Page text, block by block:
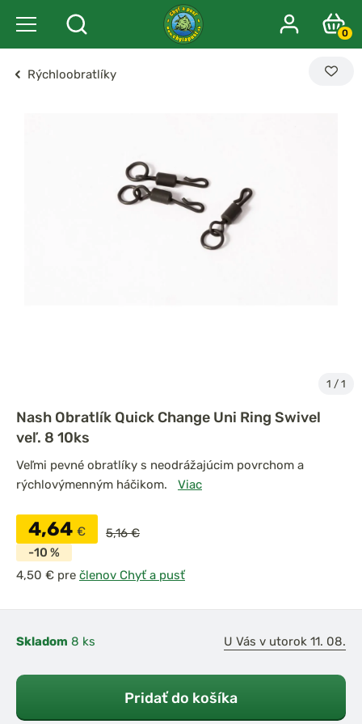
0
Rýchloobratlíky
1 / 1
Nash Obratlík Quick Change Uni Ring Swivel
veľ. 8 10ks
Veľmi pevné obratlíky s neodrážajúcim povrchom a
rýchlovýmenným háčikom.
Viac
4,64 €
5,16 €
-10 %
pre členov Chyť a pusť
Skladom 8 ks U Vás v utorok 11. 08.
Pridať do košíka